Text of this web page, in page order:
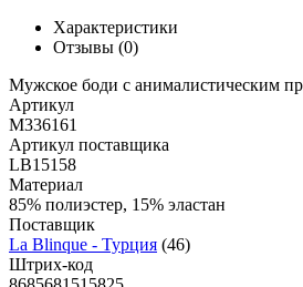
Характеристики
Отзывы (0)
Мужское боди с анималистическим
Артикул
M336161
Артикул поставщика
LB15158
Материал
85% полиэстер, 15% эластан
Поставщик
La Blinque - Турция (46)
Штрих-код